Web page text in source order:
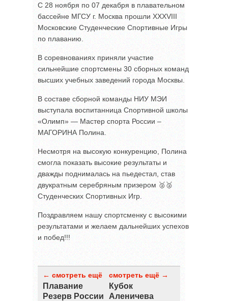
С 28 ноября по 07 декабря в плавательном
бассейне МГСУ г. Москва прошли XXXVIII
Московские Студенческие Спортивные Игры
по плаванию.
В соревнованиях приняли участие
сильнейшие спортсмены 30 сборных команд
высших учебных заведений города Москвы.
В составе сборной команды НИУ МЭИ
выступала воспитанница Спортивной школы
«Олимп» — Мастер спорта России –
МАГОРИНА Полина.
Несмотря на высокую конкуренцию, Полина
смогла показать высокие результаты и
дважды поднималась на пьедестал, став
двукратным серебряным призером 🥈🥈
Студенческих Спортивных Игр.
Поздравляем нашу спортсменку с высокими
результатами и желаем дальнейших успехов
и побед!!!
← смотреть ещё
Плавание
Резерв России
смотреть ещё →
Кубок
Аленичева